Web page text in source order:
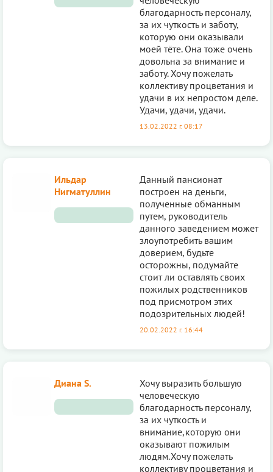
благодарность персоналу,
за их чуткость и заботу,
которую они оказывали
моей тёте. Она тоже очень
довольна за внимание и
заботу. Хочу пожелать
коллективу процветания и
удачи в их непростом деле.
Удачи, удачи, удачи.
13.02.2022 г. 08:17
Ильдар
Нигматуллин
Данный пансионат
построен на деньги,
полученные обманным
путем, руководитель
данного заведением может
злоупотребить вашим
доверием, будьте
осторожны, подумайте
стоит ли оставлять своих
пожилых родственников
под присмотром этих
подозрительных людей!
20.02.2022 г. 16:44
Диана S.
Хочу выразить большую
человеческую
благодарность персоналу,
за их чуткость и
внимание,которую они
оказывают пожилым
людям.Хочу пожелать
коллективу процветания и